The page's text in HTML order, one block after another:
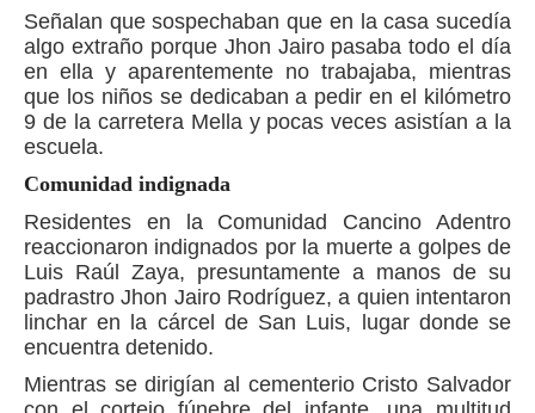
Señalan que sospechaban que en la casa sucedía
algo extraño porque Jhon Jairo pasaba todo el día
en ella y aparentemente no trabajaba, mientras
que los niños se dedicaban a pedir en el kilómetro
9 de la carretera Mella y pocas veces asistían a la
escuela.
Comunidad indignada
Residentes en la Comunidad Cancino Adentro
reaccionaron indignados por la muerte a golpes de
Luis Raúl Zaya, presuntamente a manos de su
padrastro Jhon Jairo Rodríguez, a quien intentaron
linchar en la cárcel de San Luis, lugar donde se
encuentra detenido.
Mientras se dirigían al cementerio Cristo Salvador